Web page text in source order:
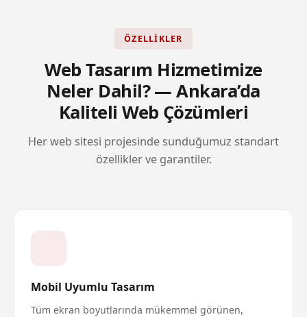
ÖZELLIKLER
Web Tasarım Hizmetimize
Neler Dahil? — Ankara’da
Kaliteli Web Çözümleri
Her web sitesi projesinde sunduğumuz standart
özellikler ve garantiler.
Mobil Uyumlu Tasarım
Tüm ekran boyutlarında mükemmel görünen,